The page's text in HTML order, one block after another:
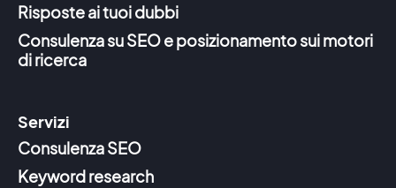
Risposte ai tuoi dubbi
Consulenza su SEO e posizionamento sui motori
di ricerca
Servizi
Consulenza SEO
Keyword research